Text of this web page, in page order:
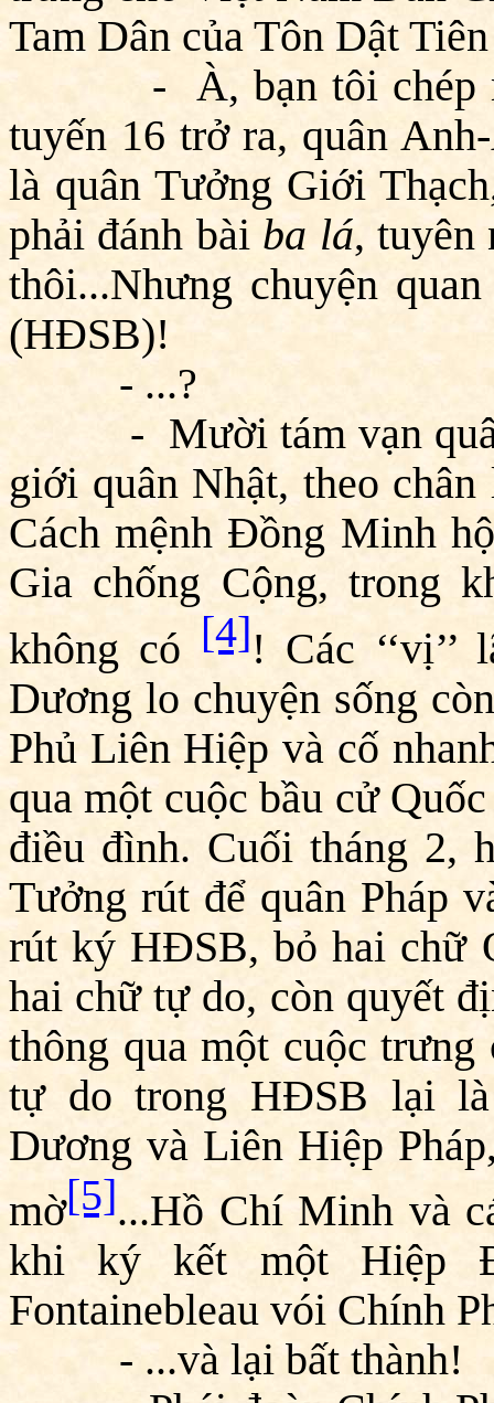
Tam Dân của Tôn Dật
- À, bạn tôi chép
tuyến 16 trở ra, quân
là quân Tưởng Giới
phải đánh bài ba lá, tuyên
thôi...Nhưng chuyện
(HĐSB)!
- ...?
- Mười tám vạn quân
giới quân Nhật, theo
Cách mệnh Đồng Minh
Gia chống Cộng, trong
không có [4]! Các
Dương lo chuyện sống
Phủ Liên Hiệp và cố
qua một cuộc bầu cử
điều đình. Cuối tháng 2,
Tưởng rút để quân Pháp
rút ký HĐSB, bỏ hai chữ
hai chữ tự do, còn quyết
thông qua một cuộc
tự do trong HĐSB lại
Dương và Liên Hiệp
mờ[5]...Hồ Chí Minh và
khi ký kết một Hiệp
Fontainebleau vói Chính
- ...và lại bất thành!